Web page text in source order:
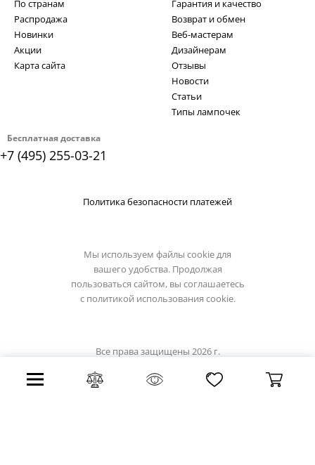
Бесплатная доставка
+7 (495) 255-03-21
По странам
Распродажа
Новинки
Акции
Карта сайта
Гарантия и качество
Возврат и обмен
Веб-мастерам
Дизайнерам
Отзывы
Новости
Статьи
Типы лампочек
Политика безопасности платежей
Мы используем файлы cookie для
вашего удобства. Продолжая
пользоваться сайтом, вы соглашаетесь
с политикой использования cookie.
Все права защищены 2026 г.